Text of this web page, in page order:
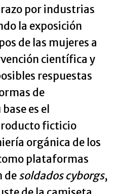
por industrias
la exposición
de las mujeres a
científica y
respuestas
de
es el
ficticio
orgánica de los
plataformas
desoldados cyborgs,